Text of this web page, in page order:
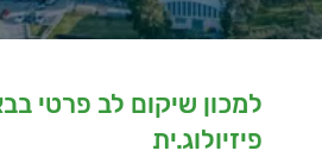
למכון שיקום לב פרטי
פיזיולוג.ית